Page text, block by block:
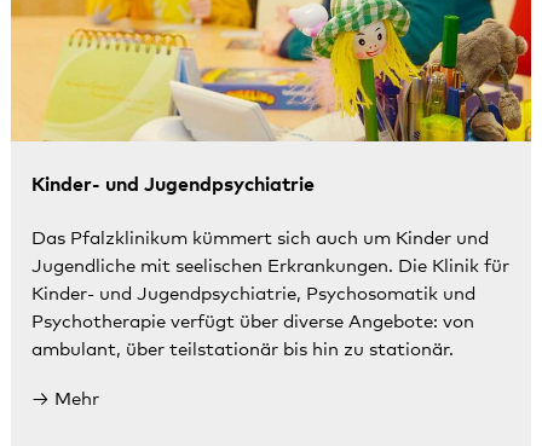
Kinder- und Jugendpsychiatrie
Das Pfalzklinikum kümmert sich auch um Kinder und
Jugendliche mit seelischen Erkrankungen. Die Klinik für
Kinder- und Jugendpsychiatrie, Psychosomatik und
Psychotherapie verfügt über diverse Angebote: von
ambulant, über teilstationär bis hin zu stationär.
Mehr